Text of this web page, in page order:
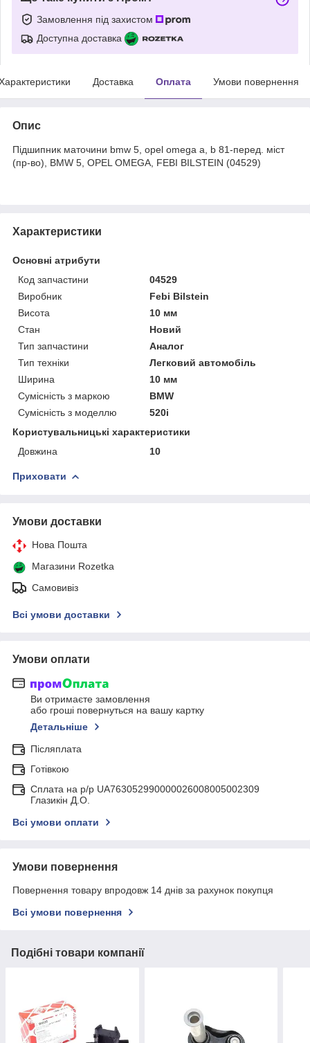
Замовлення під захистом
Доступна доставка
Доставка Оплата Умови повернення
Опис
Підшипник маточини bmw 5, opel omega a, b 81-перед. міст
(пр-во), BMW 5, OPEL OMEGA, FEBI BILSTEIN (04529)
Характеристики
Основні атрибути
Код запчастини
04529
Виробник
Febi Bilstein
Висота
10 мм
Стан
Новий
Тип запчастини
Аналог
Тип техніки
Легковий автомобіль
Ширина
10 мм
Сумісність з маркою
BMW
Сумісність з моделлю
520i
Користувальницькі характеристики
Довжина
10
Приховати
Умови доставки
Нова Пошта
Магазини Rozetka
Самовивіз
Всі умови доставки
Умови оплати
Ви отримаєте замовлення
або гроші повернуться на вашу картку
Детальніше
Післяплата
Готівкою
Сплата на р/р UA763052990000026008005002309
Глазикін Д.О.
Всі умови оплати
Умови повернення
Повернення товару впродовж 14 днів за рахунок покупця
Всі умови повернення
Подібні товари компанії